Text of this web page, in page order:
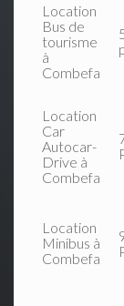
Location
Bus de
tourisme
à
Combefa
Location
Car
Autocar-
Drive à
Combefa
Location
Minibus à
Combefa